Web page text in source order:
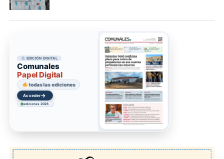
EDICIÓN DIGITAL
Comunales
Papel Digital
todas las ediciones
Acceder→
ediciones 2026